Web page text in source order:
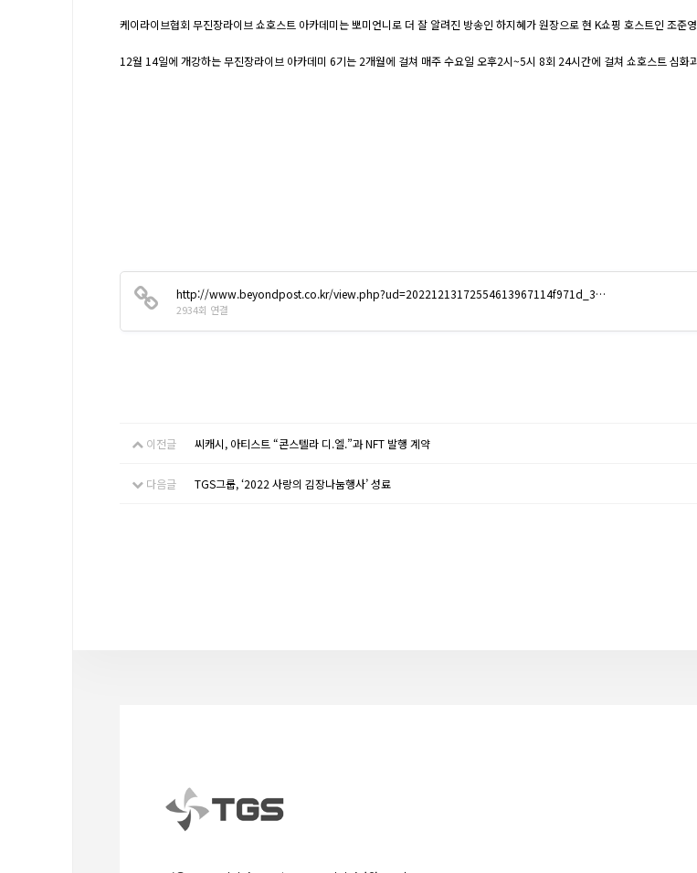
케이라이브협회 무진장라이브 쇼호스트 아카데미는 뽀미언니로 더 잘 알려진 방송인 하지혜가 원장으로 현 K쇼핑 호스트인 조
12월 14일에 개강하는 무진장라이브 아카데미 6기는 2개월에 걸쳐 매주 수요일 오후2시~5시 8회 24시간에 걸쳐 쇼호스트 심화
http://www.beyondpost.co.kr/view.php?ud=20221213172554613967114f971d_3…
2934회 연결
이전글 씨캐시, 아티스트 “콘스텔라 디.엘.”과 NFT 발행 계약
다음글 TGS그룹, ‘2022 사랑의 김장나눔행사’ 성료